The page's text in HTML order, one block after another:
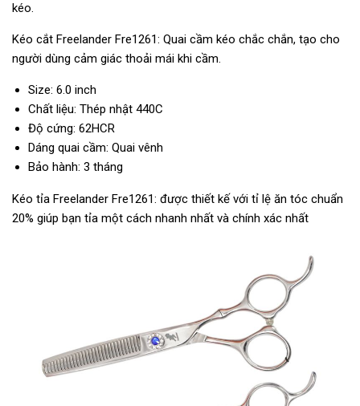
kéo.
Kéo cắt Freelander Fre1261: Quai cầm kéo chắc chắn, tạo cho
người dùng cảm giác thoải mái khi cầm.
Size: 6.0 inch
Chất liệu: Thép nhật 440C
Độ cứng: 62HCR
Dáng quai cầm: Quai vênh
Bảo hành: 3 tháng
Kéo tỉa Freelander Fre1261: được thiết kế với tỉ lệ ăn tóc chuẩn
20% giúp bạn tỉa một cách nhanh nhất và chính xác nhất